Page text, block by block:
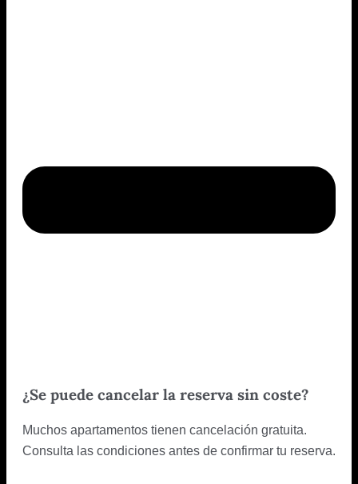
¿Se puede cancelar la reserva sin coste?
Muchos apartamentos tienen cancelación gratuita.
Consulta las condiciones antes de confirmar tu reserva.